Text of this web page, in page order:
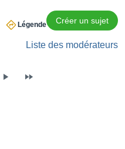
Créer un sujet
Légende
Liste des modérateurs